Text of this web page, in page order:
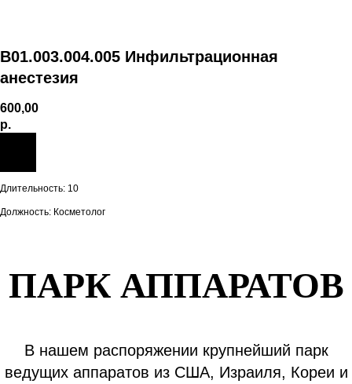
В01.003.004.005 Инфильтрационная
анестезия
600,00
р.
Длительность: 10
Должность: Косметолог
ПАРК АППАРАТОВ
В нашем распоряжении крупнейший парк
ведущих аппаратов из США, Израиля, Кореи и